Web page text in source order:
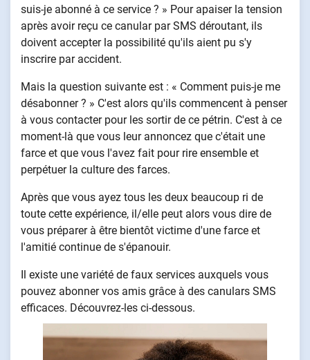
suis-je abonné à ce service ? » Pour apaiser la tension
après avoir reçu ce canular par SMS déroutant, ils
doivent accepter la possibilité qu'ils aient pu s'y
inscrire par accident.
Mais la question suivante est : « Comment puis-je me
désabonner ? » C'est alors qu'ils commencent à penser
à vous contacter pour les sortir de ce pétrin. C'est à ce
moment-là que vous leur annoncez que c'était une
farce et que vous l'avez fait pour rire ensemble et
perpétuer la culture des farces.
Après que vous ayez tous les deux beaucoup ri de
toute cette expérience, il/elle peut alors vous dire de
vous préparer à être bientôt victime d'une farce et
l'amitié continue de s'épanouir.
Il existe une variété de faux services auxquels vous
pouvez abonner vos amis grâce à des canulars SMS
efficaces. Découvrez-les ci-dessous.